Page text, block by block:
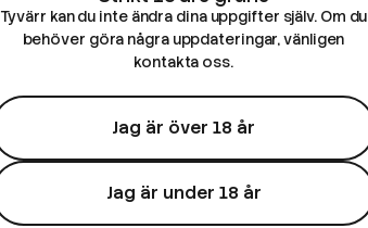
Tyvärr kan du inte ändra dina uppgifter själv. Om du
behöver göra några uppdateringar, vänligen
kontakta oss.
Jag är över 18 år
Jag är under 18 år